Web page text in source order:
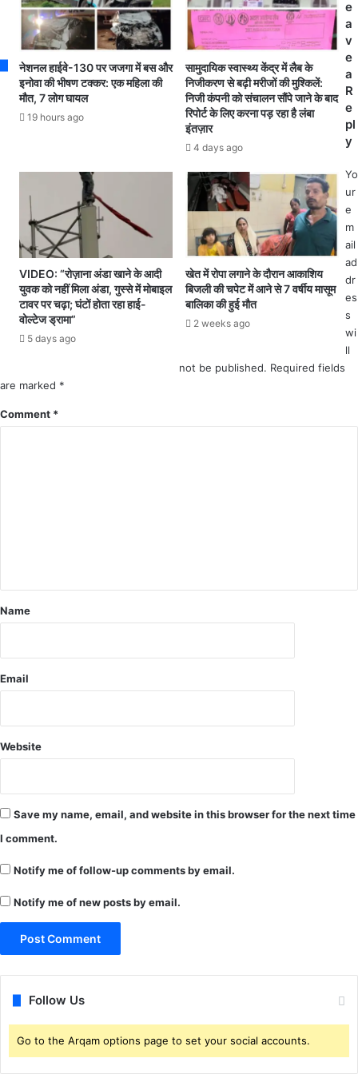
मो
ल
का
वि
धा
टि
ट
क
रें
गे
ज
पा
को
ह
यो
ग
ले
अ
ग्नि
से
ना
भा
क
ई
नेशनल हाईवे-130 पर जजगा में बस और
इनोवा की भीषण टक्कर: एक महिला की
मौत, 7 लोग घायल
19 hours ago
सामुदायिक स्वास्थ्य केंद्र में लैब के
निजीकरण से बढ़ी मरीजों की मुश्किलें:
निजी कंपनी को संचालन सौंपे जाने के बाद
रिपोर्ट के लिए करना पड़ रहा है लंबा
इंतज़ार
4 days ago
VIDEO: “रोज़ाना अंडा खाने के आदी
युवक को नहीं मिला अंडा, गुस्से में मोबाइल
टावर पर चढ़ा; घंटों होता रहा हाई-
वोल्टेज ड्रामा”
5 days ago
खेत में रोपा लगाने के दौरान आकाशिय
बिजली की चपेट में आने से 7 वर्षीय मासूम
बालिका की हुई मौत
2 weeks ago
e
a
v
e
a
R
e
pl
y
Yo
ur
e
m
ail
ad
dr
es
s
wi
ll
not be published. Required fields
are marked *
Comment *
Name
Email
Website
Save my name, email, and website in this browser for the next time
I comment.
Notify me of follow-up comments by email.
Notify me of new posts by email.
Follow Us
Go to the Arqam options page to set your social accounts.